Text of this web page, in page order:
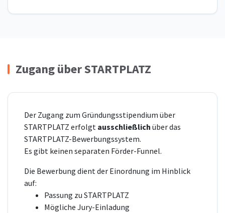
Zugang über STARTPLATZ
Der Zugang zum Gründungsstipendium über
STARTPLATZ erfolgt ausschließlich über das
STARTPLATZ-Bewerbungssystem.
Es gibt keinen separaten Förder-Funnel.
Die Bewerbung dient der Einordnung im Hinblick
auf:
Passung zu STARTPLATZ
Mögliche Jury-Einladung